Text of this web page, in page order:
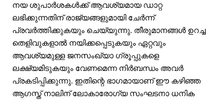
നയ ശുപാർശകൾക്ക് ആവശ്യമായ ഡാറ്റ
ലഭിക്കുന്നതിന് രാജ്യങ്ങളുമായി ചേർന്ന്
പ്രവർത്തിക്കുകയും ചെയ്യുന്നു. തീരുമാനങ്ങൾ ഉറച്ച
തെളിവുകളാൽ നയിക്കപ്പെടുകയും ഏറ്റവും
ആവശ്യമുള്ള ജനസംഖ്യാ ഗ്രൂപ്പുകളെ
ലക്ഷ്യമിടുകയും വേണമെന്ന നിർബന്ധം അവർ
പ്രകടിപ്പിക്കുന്നു. ഇതിന്റെ ഭാഗമായാണ് ഈ കഴിഞ്ഞ
ആഗസ്ത് നാലിന് ലോകാരോഗ്യ സംഘടനാ ധനിക